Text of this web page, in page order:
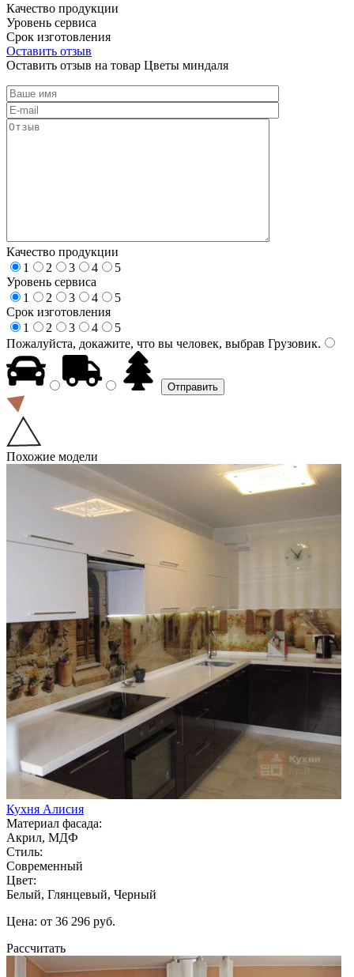
Качество продукции
Уровень сервиса
Срок изготовления
Оставить отзыв
Оставить отзыв на товар Цветы миндаля
Качество продукции
1
2 3 4
5
Уровень сервиса
1
2 3 4
5
Срок изготовления
1
2 3 4
5
Пожалуйста, докажите, что вы человек, выбрав Грузовик.
Похожие модели
Кухня Алисия
Материал фасада:
Акрил, МДФ
Стиль:
Современный
Цвет:
Белый, Глянцевый, Черный
Цена: от 36 296 руб.
Рассчитать